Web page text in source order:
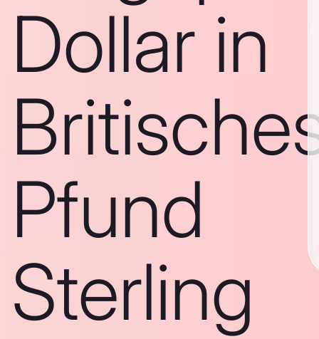
Dollar in
Pfund
Sterling